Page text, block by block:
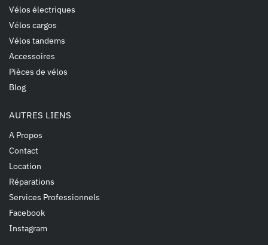
Vélos électriques
Vélos cargos
Vélos tandems
Accessoires
Pièces de vélos
Blog
AUTRES LIENS
A Propos
Contact
Location
Réparations
Services Professionnels
Facebook
Instagram